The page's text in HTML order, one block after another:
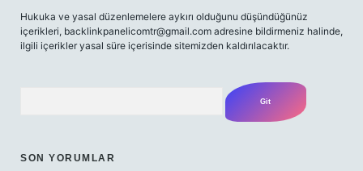
Hukuka ve yasal düzenlemelere aykırı olduğunu düşündüğünüz
içerikleri, backlinkpanelicomtr@gmail.com adresine bildirmeniz halinde,
ilgili içerikler yasal süre içerisinde sitemizden kaldırılacaktır.
SON YORUMLAR